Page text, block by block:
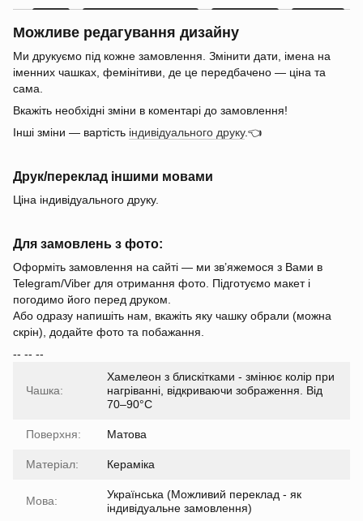
Можливе редагування дизайну
Ми друкуємо під кожне замовлення. Змінити дати, імена на
іменних чашках, фемінітиви, де це передбачено — ціна та
сама.
Вкажіть необхідні зміни в коментарі до замовлення!
Інші зміни — вартість індивідуального друку.👈
Друк/переклад іншими мовами
Ціна індивідуального друку.
Для замовлень з фото:
Оформіть замовлення на сайті — ми зв’яжемося з Вами в
Telegram/Viber для отримання фото. Підготуємо макет і
погодимо його перед друком.
Або одразу напишіть нам, вкажіть яку чашку обрали (можна
скрін), додайте фото та побажання.
-- -- --
Чашка:
Хамелеон з блискітками - змінює колір при
нагріванні, відкриваючи зображення. Від
70–90°C
Поверхня: Матова
Матеріал: Кераміка
Мова:
Українська (Можливий переклад - як
індивідуальне замовлення)